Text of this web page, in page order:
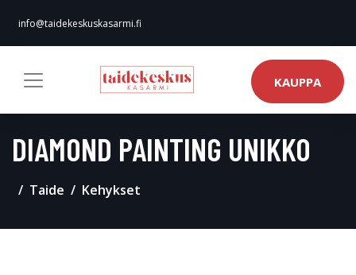
info@taidekeskuskasarmi.fi
KAUPPA
DIAMOND PAINTING UNIKKO
Taide Kehykset